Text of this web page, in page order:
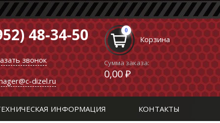
48-34-50
звонок
dizel.ru
0
Корзина
Сумма заказа:
0,00 ₽
ИНФОРМАЦИЯ КОНТАКТЫ